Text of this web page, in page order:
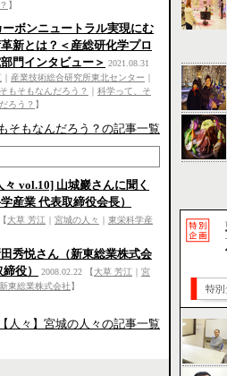
】
ーボンニュートラル実現にむ
新とは？＜産総研化学プロ
門インタビュー＞ 2021.08.31
産業技術総合研究所東北センター
もそもなんだろう？
科学って、そ
ろう？ 】
そもなんだろう？の記事一覧
々 vol.10] 山城巖さんに聞く
学産業 代表取締役会長）
【大草 芳江 宮城の人々
東栄科学産
秀悦さん（新東総業株式会
役）
2008.02.22 【大草 芳江
宮
新東総業株式会社】
【人々】宮城の人々の記事一覧